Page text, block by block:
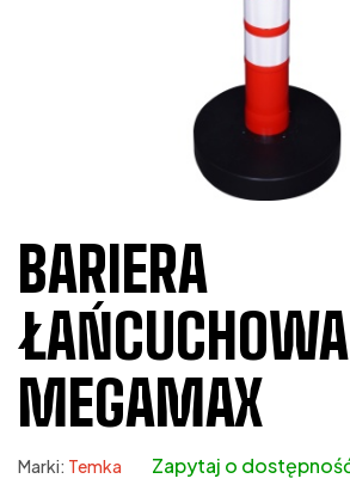
BARIERA
ŁAŃCUCHOWA
MEGAMAX
Marki: Temka